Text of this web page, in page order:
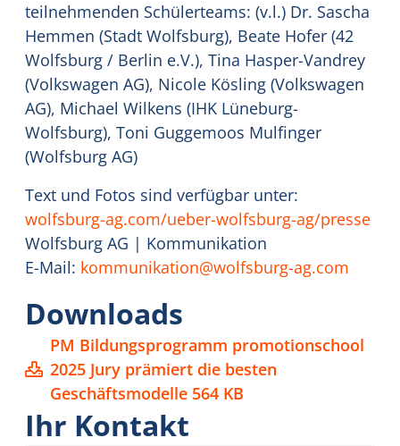
teilnehmenden Schülerteams: (v.l.) Dr. Sascha
Hemmen (Stadt Wolfsburg), Beate Hofer (42
Wolfsburg / Berlin e.V.), Tina Hasper-Vandrey
(Volkswagen AG), Nicole Kösling (Volkswagen
AG), Michael Wilkens (IHK Lüneburg-
Wolfsburg), Toni Guggemoos Mulfinger
(Wolfsburg AG)
Text und Fotos sind verfügbar unter:
wolfsburg-ag.com/ueber-wolfsburg-ag/presse
Wolfsburg AG | Kommunikation
E-Mail: kommunikation@wolfsburg-ag.com
Downloads
PM Bildungsprogramm promotionschool
2025 Jury prämiert die besten
Geschäftsmodelle 564 KB
Ihr Kontakt